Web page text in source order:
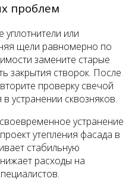
проблем
уплотнители или
щели равномерно по
замените старые
закрытия створок. После
проверку свечой
устранении сквозняков.
устранение
утепления фасада в
стабильную
расходы на